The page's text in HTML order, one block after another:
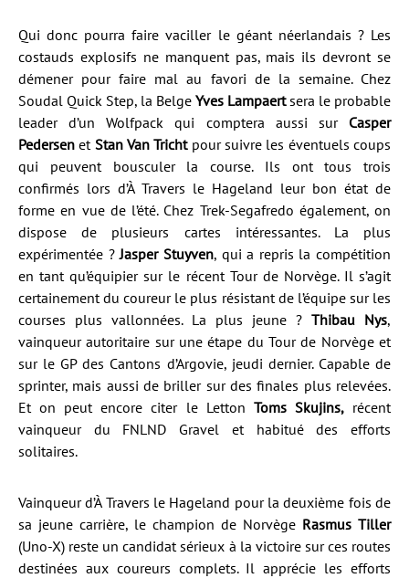
Qui donc pourra faire vaciller le géant néerlandais ? Les
costauds explosifs ne manquent pas, mais ils devront se
démener pour faire mal au favori de la semaine. Chez
Soudal Quick Step, la Belge Yves Lampaertsera le probable
leader d’un Wolfpack qui comptera aussi sur Casper
Pedersen et Stan Van Trichtpour suivre les éventuels coups
qui peuvent bousculer la course. Ils ont tous trois
confirmés lors d’À Travers le Hageland leur bon état de
forme en vue de l’été. Chez Trek-Segafredo également, on
dispose de plusieurs cartes intéressantes. La plus
expérimentée ?Jasper Stuyven, qui a repris la compétition
en tant qu’équipier sur le récent Tour de Norvège. Il s’agit
certainement du coureur le plus résistant de l’équipe sur les
courses plus vallonnées. La plus jeune ? Thibau Nys,
vainqueur autoritaire sur une étape du Tour de Norvège et
sur le GP des Cantons d’Argovie, jeudi dernier. Capable de
sprinter, mais aussi de briller sur des finales plus relevées.
Et on peut encore citer le Letton Toms Skujins,récent
vainqueur du FNLND Gravel et habitué des efforts
solitaires.
Vainqueur d’À Travers le Hageland pour la deuxième fois de
sa jeune carrière, le champion de Norvège Rasmus Tiller
(Uno-X) reste un candidat sérieux à la victoire sur ces routes
destinées aux coureurs complets. Il apprécie les efforts